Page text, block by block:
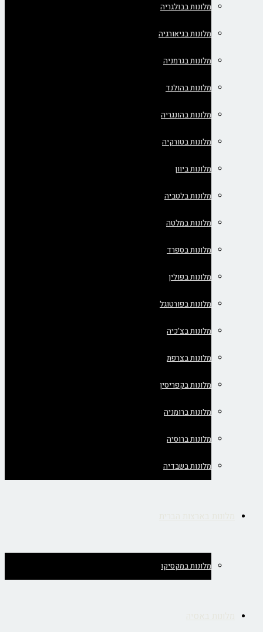
מלונות בבולגריה
מלונות בגיאורגיה
מלונות בגרמניה
מלונות בהולנד
מלונות בהונגריה
מלונות בטורקיה
מלונות ביוון
מלונות בלטביה
מלונות במלטה
מלונות בספרד
מלונות בפולין
מלונות בפורטוגל
מלונות בצ'כיה
מלונות בצרפת
מלונות בקפריסין
מלונות ברומניה
מלונות ברוסיה
מלונות בשבדיה
מלונות במקסיקו